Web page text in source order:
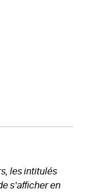
les intitulés
s’afficher en